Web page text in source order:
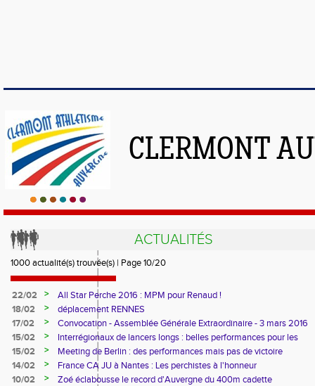
CLERMONT
ACTUALITÉS
1000 actualité(s) trouvée(s) | Page 10/20
22/02 >
All Star Perche 2016 : MPM pour Renaud !
18/02
>
déplacement RENNES
17/02
>
Convocation - Assemblée Générale Extraordinaire - 3 mars 2016
15/02
>
Interrégionaux de lancers longs : belles performances pour les
athlètes du CAA
15/02 >
Meeting de Berlin : des performances mais pas de victoire
14/02
>
France CA JU à Nantes : Les perchistes à l'honneur
10/02
>
Zoé éclabousse le record d'Auvergne du 400m cadette